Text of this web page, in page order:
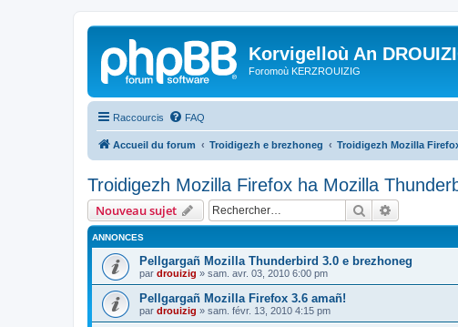
Korvigelloù An
Foromoù KERZROUIZIG
Raccourcis FAQ
Accueil du forum Troidigezh e brezhoneg Troidigezh Mozilla
Troidigezh Mozilla Firefox ha Mozilla
Nouveau sujet Rechercher
ANNONCES
Pellgargañ Mozilla Thunderbird 3.0 e brezhoneg
par drouizig » sam. avr. 03, 2010 6:00 pm
Pellgargañ Mozilla Firefox 3.6 amañ!
par drouizig » sam. févr. 13, 2010 4:15 pm